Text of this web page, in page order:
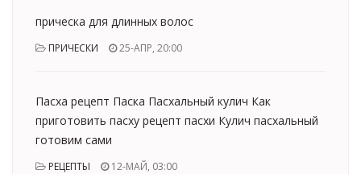
прическа для длинных волос
ПРИЧЕСКИ 25-АПР, 20:00
Пасха рецепт Паска Пасхальный кулич Как
приготовить пасху рецепт пасхи Кулич пасхальный
готовим сами
РЕЦЕПТЫ 12-МАЙ, 03:00